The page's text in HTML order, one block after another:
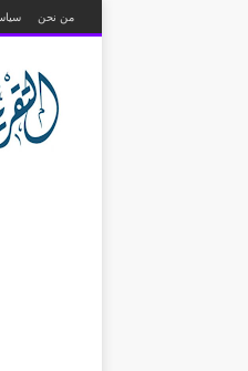
من نحن